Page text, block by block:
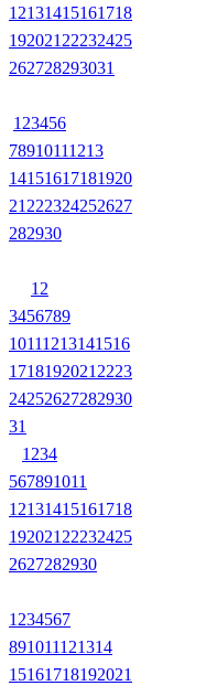
12131415161718
192021 22232425
262728293031
1 23456
78910111213
14151617181920
21 222324252627
282930
1 2
3456789
10111213141516
1718192021 2223
24252627282930
31
1 234
567891011
12131415161718
192021 22232425
2627282930
1 234567
891011121314
15161718192021